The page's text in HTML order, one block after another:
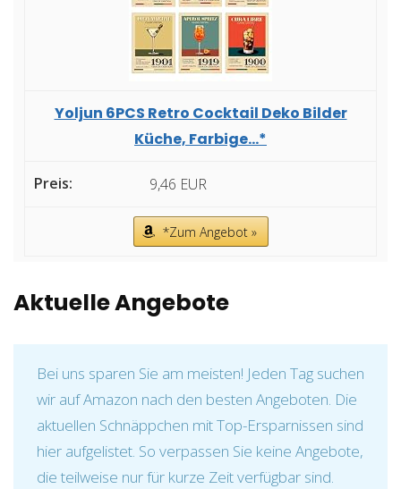
Yoljun 6PCS Retro Cocktail Deko Bilder
Küche, Farbige...*
9,46 EUR
*Zum Angebot »
Aktuelle Angebote
Bei uns sparen Sie am meisten! Jeden Tag suchen
wir auf Amazon nach den besten Angeboten. Die
aktuellen Schnäppchen mit Top-Ersparnissen sind
hier aufgelistet. So verpassen Sie keine Angebote,
die teilweise nur für kurze Zeit verfügbar sind.